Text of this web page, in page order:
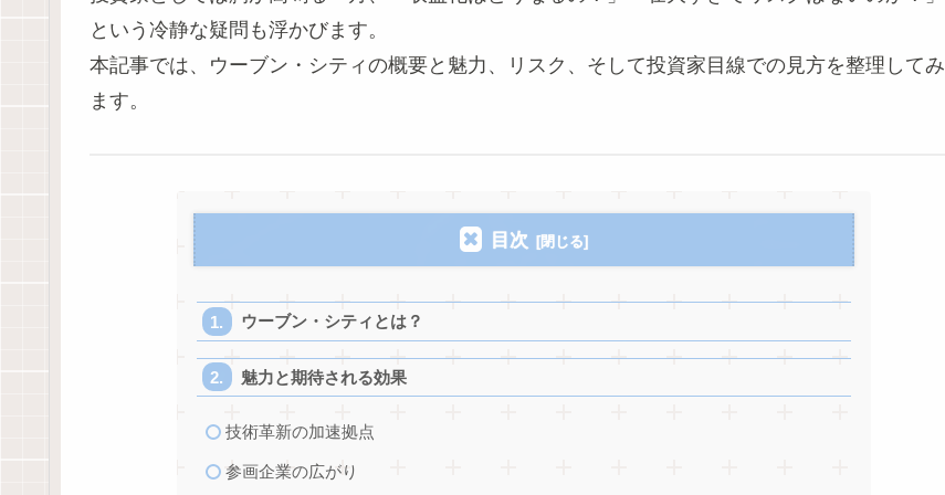
という冷静な疑問も浮かびます。
本記事では、ウーブン・シティの概要と魅力、リスク、そして投資家目線での見方を整理してみ
ます。
目次
ウーブン・シティとは？
魅力と期待される効果
技術革新の加速拠点
参画企業の広がり